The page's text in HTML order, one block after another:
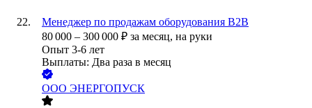
Менеджер по продажам оборудования B2B
80 000 – 300 000 ₽ за месяц, на руки
Опыт 3-6 лет
Выплаты: Два раза в месяц
ООО ЭНЕРГОПУСК